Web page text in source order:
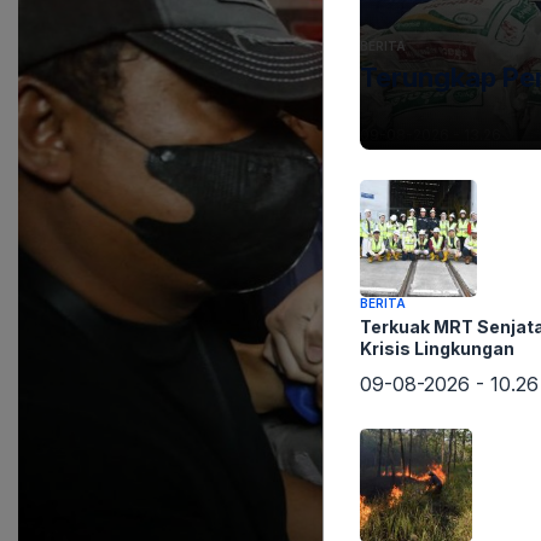
BERITA
Terungkap
BERITA
Terkuak MRT
Krisis Lingkungan
09-08-2026 - 10.26